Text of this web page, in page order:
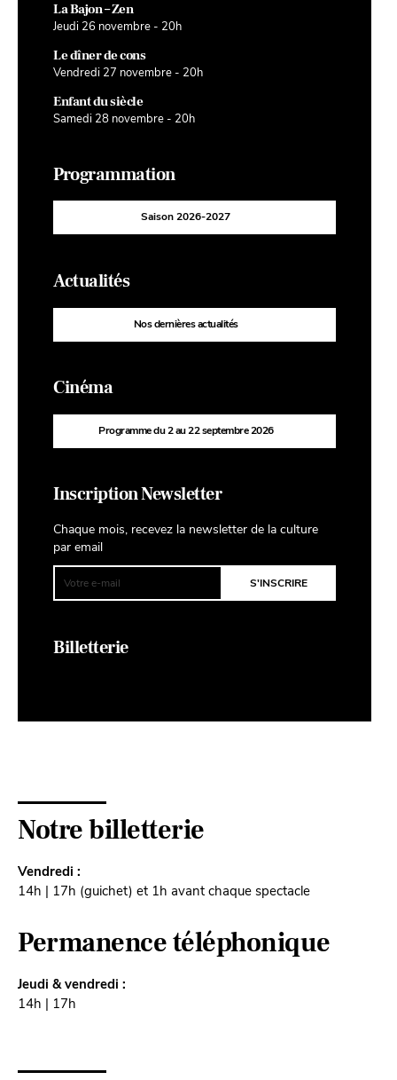
La Bajon – Zen
Jeudi 26 novembre - 20h
Le dîner de cons
Vendredi 27 novembre - 20h
Enfant du siècle
Samedi 28 novembre - 20h
Programmation
Saison 2026-2027
Actualités
Nos dernières actualités
Cinéma
Programme du 2 au 22 septembre 2026
Inscription Newsletter
Chaque mois, recevez la newsletter de la culture
par email
Billetterie
Notre billetterie
Vendredi :
14h | 17h (guichet) et 1h avant chaque spectacle
Permanence téléphonique
Jeudi & vendredi :
14h | 17h